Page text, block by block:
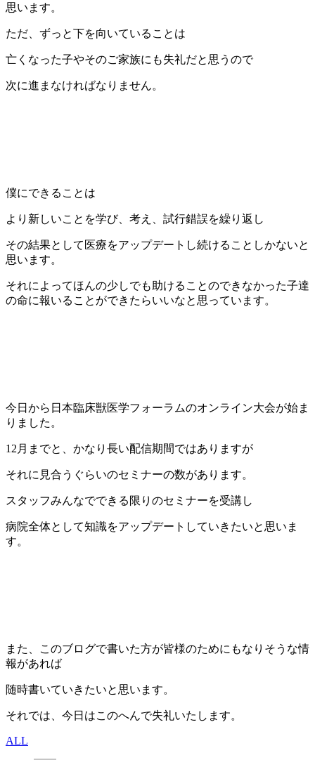
思います。
ただ、ずっと下を向いていることは
亡くなった子やそのご家族にも失礼だと思うので
次に進まなければなりません。
僕にできることは
より新しいことを学び、考え、試行錯誤を繰り返し
その結果として医療をアップデートし続けることしかないと
思います。
それによってほんの少しでも助けることのできなかった子達
の命に報いることができたらいいなと思っています。
今日から日本臨床獣医学フォーラムのオンライン大会が始ま
りました。
12月までと、かなり長い配信期間ではありますが
それに見合うぐらいのセミナーの数があります。
スタッフみんなでできる限りのセミナーを受講し
病院全体として知識をアップデートしていきたいと思いま
す。
また、このブログで書いた方が皆様のためにもなりそうな情
報があれば
随時書いていきたいと思います。
それでは、今日はこのへんで失礼いたします。
ALL